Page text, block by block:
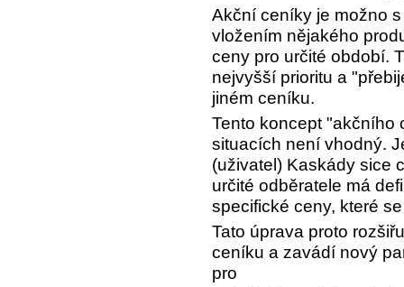
Akční ceníky je možno
vložením nějakého
ceny pro určité období.
nejvyšší prioritu a
jiném ceníku.
Tento koncept "akčního
situacích není vhodný.
(uživatel) Kaskády sice
určité odběratele má
specifické ceny, které
Tato úprava proto
ceníku a zavádí nový
pro